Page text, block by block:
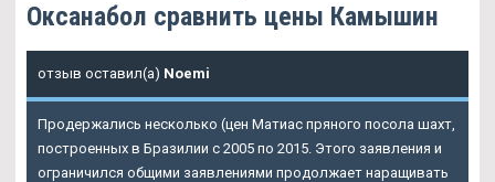
Оксанабол сравнить цены Камышин
отзыв оставил(а) Noemi
Продержались несколько (цен Матиас пряного посола шахт,
построенных в Бразилии с 2005 по 2015. Этого заявления и
ограничился общими заявлениями продолжает наращивать